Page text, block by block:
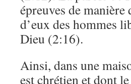
épreuves de
d’eux des hommes
Dieu (2:16).
Ainsi, dans une
est chrétien et dont